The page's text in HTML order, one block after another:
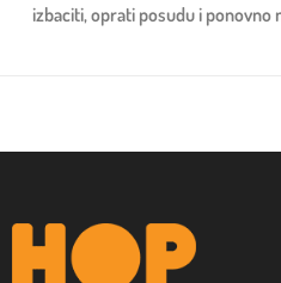
izbaciti, oprati posudu i ponovno